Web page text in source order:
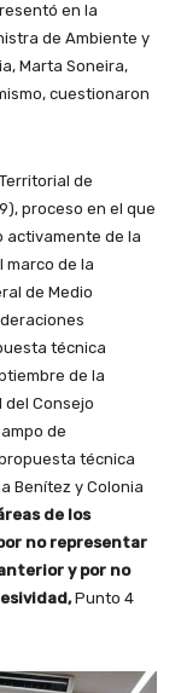
en la
de Ambiente y
Marta Soneira,
cuestionaron
de
proceso en el que
activamente de la
marco de la
de Medio
técnica
de la
del Consejo
de
técnica
Benítez y Colonia
de los
no representar
y por no
Punto 4